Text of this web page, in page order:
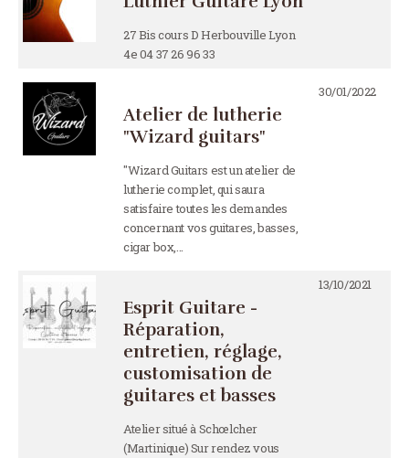
27 Bis cours D Herbouville Lyon
4e 04 37 26 96 33
Atelier de lutherie
"Wizard guitars"
"Wizard Guitars est un atelier de
lutherie complet, qui saura
satisfaire toutes les demandes
concernant vos guitares, basses,
cigar box,…
30/01/2022
Esprit Guitare -
Réparation,
entretien, réglage,
customisation de
guitares et basses
Atelier situé à Schœlcher
(Martinique) Sur rendez vous
13/10/2021